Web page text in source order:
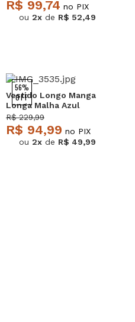
R$ 99,74 no PIX
ou 2x de R$ 52,49
56%
OFF
Vestido Longo Manga
Longa Malha Azul
Salvatore
R$ 229,99
R$ 94,99 no PIX
ou 2x de R$ 49,99